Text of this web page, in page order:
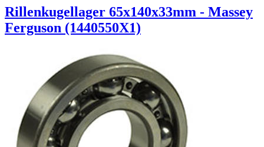
Rillenkugellager 65x140x33mm - Massey
Ferguson (1440550X1)